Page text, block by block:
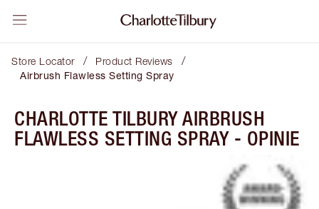
Store Locator / Product Reviews /
Airbrush Flawless Setting Spray
CHARLOTTE TILBURY AIRBRUSH
FLAWLESS SETTING SPRAY - OPINIE